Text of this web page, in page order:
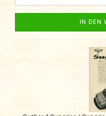
IN DEN